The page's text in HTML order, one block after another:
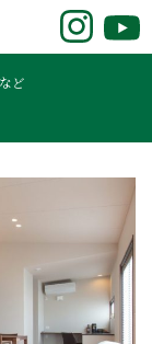
サハウス
ルハウスをお探し
11年連続ナンバ
家でおなじみの
や家づくりのこだ
ど